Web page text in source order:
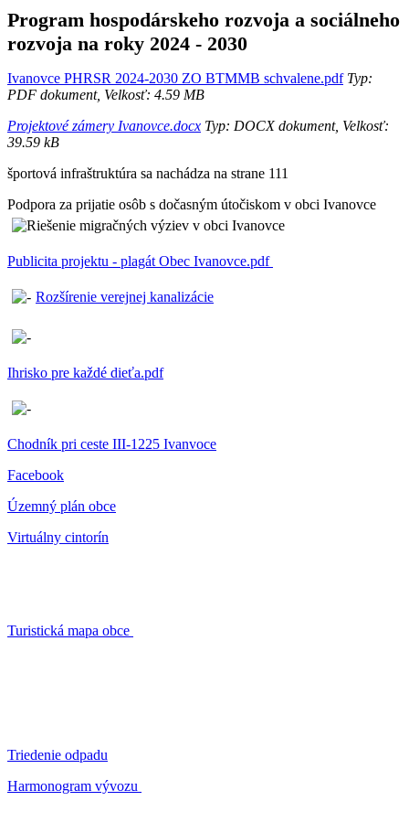
Program hospodárskeho rozvoja a sociálneho
rozvoja na roky 2024 - 2030
Ivanovce PHRSR 2024-2030 ZO BTMMB schvalene.pdfTyp:
PDF dokument, Velkosť: 4.59 MB
Projektové zámery Ivanovce.docx Typ: DOCX dokument, Velkosť:
39.59 kB
športová infraštruktúra sa nachádza na strane 111
Podpora za prijatie osôb s dočasným útočiskom v obci Ivanovce
Publicita projektu - plagát Obec Ivanovce.pdf
Rozšírenie verejnej kanalizácie
Ihrisko pre každé dieťa.pdf
Chodník pri ceste III-1225 Ivanvoce
Facebook
Územný plán obce
Virtuálny cintorín
Turistická mapa obce
Triedenie odpadu
Harmonogram vývozu